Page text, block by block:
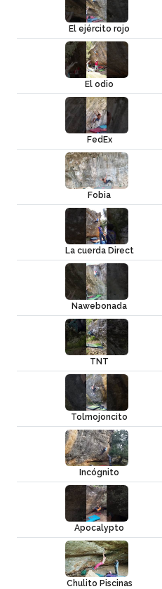
El ejército rojo
El odio
FedEx
Fobia
La cuerda Direct
Nawebonada
TNT
Tolmojoncito
Incógnito
Apocalypto
Chulito Piscinas